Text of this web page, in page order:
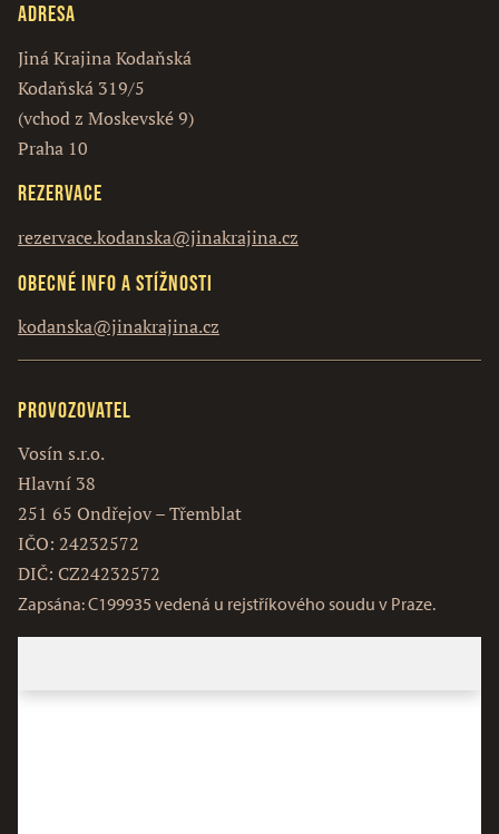
Adresa
Jiná Krajina Kodaňská
Kodaňská 319/5
(vchod z Moskevské 9)
Praha 10
Rezervace
rezervace.kodanska@jinakrajina.cz
Obecné info a stížnosti
kodanska@jinakrajina.cz
Provozovatel
Vosín s.r.o.
Hlavní 38
251 65 Ondřejov – Třemblat
IČO: 24232572
DIČ: CZ24232572
Zapsána: C199935 vedená u rejstříkového soudu v Praze.